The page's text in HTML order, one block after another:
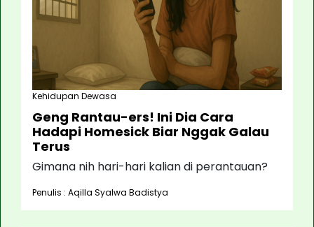
Kehidupan Dewasa
Geng Rantau-ers! Ini Dia Cara
Hadapi Homesick Biar Nggak Galau
Terus
Gimana nih hari-hari kalian di perantauan?
Penulis : Aqilla Syalwa Badistya